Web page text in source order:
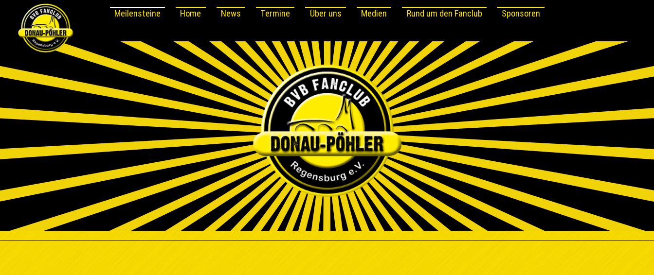
Meilensteine Home News Termine Über uns Medien Rund um den Fanclub Sponsoren